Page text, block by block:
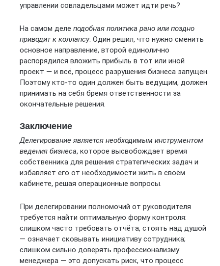
управлении совладельцами может идти речь?
На самом деле подобная политика рано или поздно
приводит к коллапсу. Один решил, что нужно сменить
основное направление, второй единолично
распорядился вложить прибыль в тот или иной
проект — и всё, процесс разрушения бизнеса запущен.
Поэтому кто-то один должен быть ведущим, должен
принимать на себя бремя ответственности за
окончательные решения.
Заключение
Делегирование является необходимым инструментом
ведения бизнеса, которое высвобождает время
собственника для решения стратегических задач и
избавляет его от необходимости жить в своём
кабинете, решая операционные вопросы.
При делегировании полномочий от руководителя
требуется найти оптимальную форму контроля:
слишком часто требовать отчёта, стоять над душой
— означает сковывать инициативу сотрудника;
слишком сильно доверять профессионализму
менеджера — это допускать риск, что процесс